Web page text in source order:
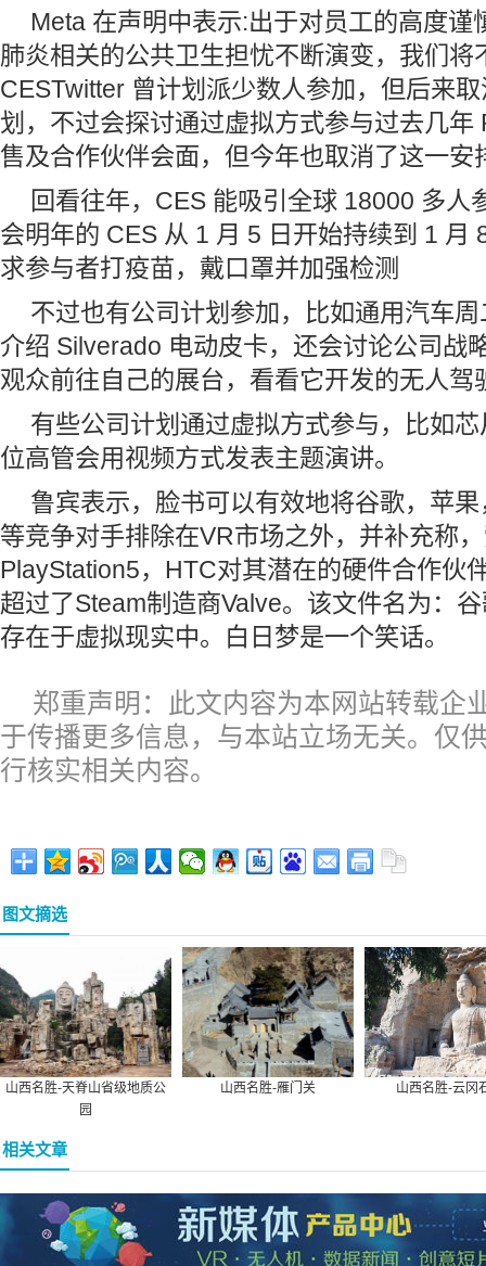
Meta 在声明中表示:出于对员工的高度谨
肺炎相关的公共卫生担忧不断演变，我们将
CESTwitter 曾计划派少数人参加，但后来
划，不过会探讨通过虚拟方式参与过去几年
售及合作伙伴会面，但今年也取消了这一安
回看往年，CES 能吸引全球 18000 多人
会明年的 CES 从 1 月 5 日开始持续到 1 月
求参与者打疫苗，戴口罩并加强检测
不过也有公司计划参加，比如通用汽车
介绍 Silverado 电动皮卡，还会讨论公司战
观众前往自己的展台，看看它开发的无人驾
有些公司计划通过虚拟方式参与，比如
位高管会用视频方式发表主题演讲。
鲁宾表示，脸书可以有效地将谷歌，苹
等竞争对手排除在VR市场之外，并补充称
PlayStation5，HTC对其潜在的硬件合作伙
超过了Steam制造商Valve。该文件名为：
存在于虚拟现实中。白日梦是一个笑话。
郑重声明：此文内容为本网站转载企
于传播更多信息，与本站立场无关。仅
行核实相关内容。
图文摘选
山西名胜-天脊山省级地质公
园
山西名胜-雁门关 山西名胜-云冈
相关文章